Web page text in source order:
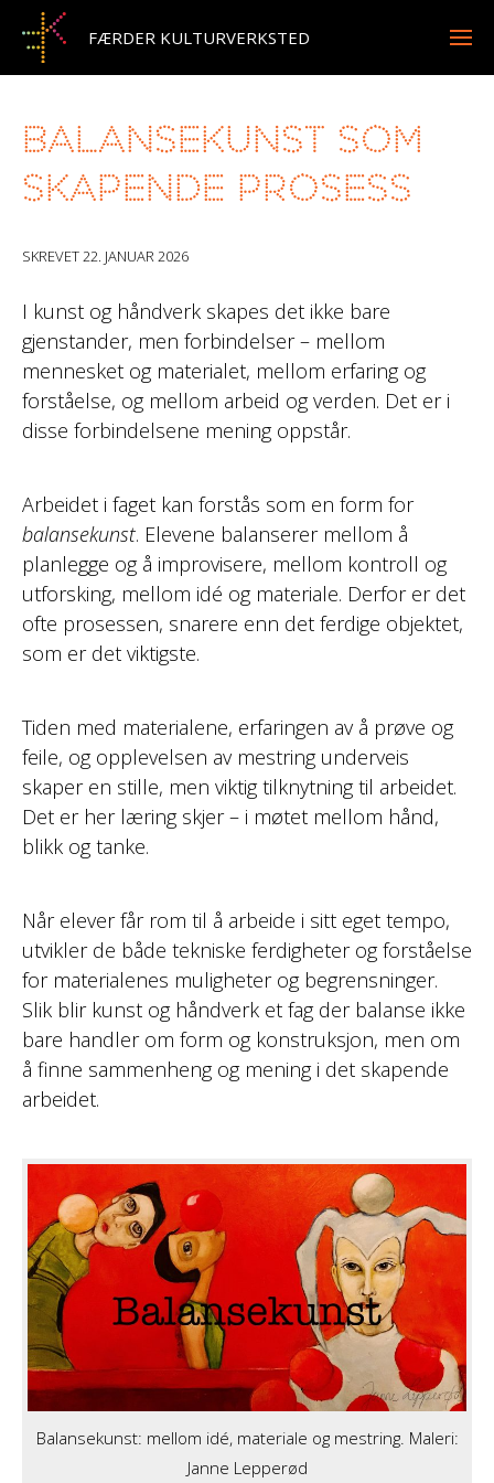
FÆRDER KULTURVERKSTED
Balansekunst som
skapende prosess
SKREVET22. JANUAR 2026
I kunst og håndverk skapes det ikke bare
gjenstander, men forbindelser – mellom
mennesket og materialet, mellom erfaring og
forståelse, og mellom arbeid og verden. Det er i
disse forbindelsene mening oppstår.
Arbeidet i faget kan forstås som en form for
balansekunst. Elevene balanserer mellom å
planlegge og å improvisere, mellom kontroll og
utforsking, mellom idé og materiale. Derfor er det
ofte prosessen, snarere enn det ferdige objektet,
som er det viktigste.
Tiden med materialene, erfaringen av å prøve og
feile, og opplevelsen av mestring underveis
skaper en stille, men viktig tilknytning til arbeidet.
Det er her læring skjer – i møtet mellom hånd,
blikk og tanke.
Når elever får rom til å arbeide i sitt eget tempo,
utvikler de både tekniske ferdigheter og forståelse
for materialenes muligheter og begrensninger.
Slik blir kunst og håndverk et fag der balanse ikke
bare handler om form og konstruksjon, men om
å finne sammenheng og mening i det skapende
arbeidet.
Balansekunst: mellom idé, materiale og mestring. Maleri:
Janne Lepperød